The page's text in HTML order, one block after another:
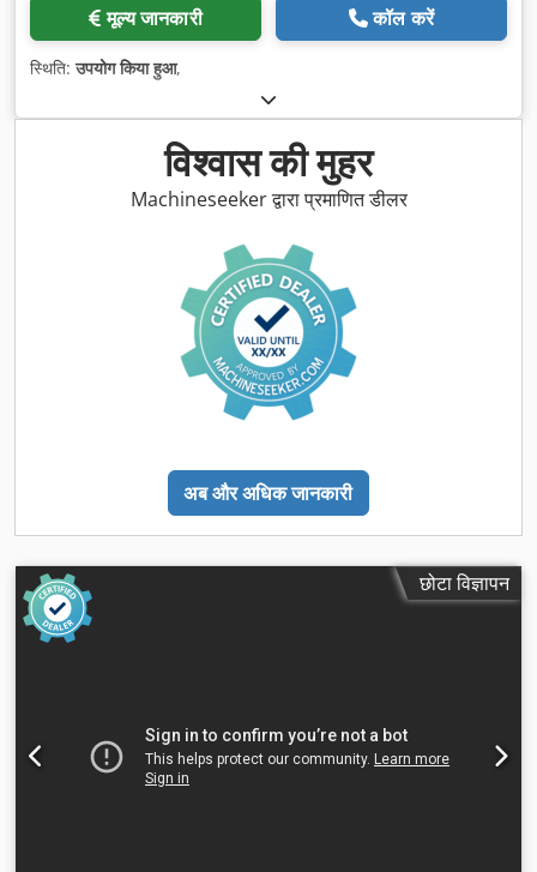
मूल्य जानकारी कॉल करें
स्थिति:उपयोग किया हुआ,
विश्वास की मुहर
Machineseeker द्वारा प्रमाणित डीलर
अब और अधिक जानकारी
छोटा विज्ञापन